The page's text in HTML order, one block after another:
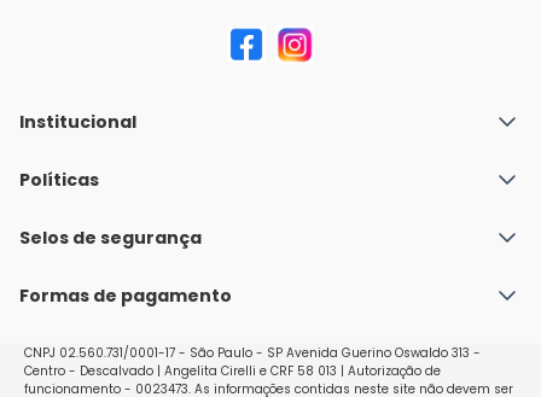
Institucional
Quem Somos
Nossas lojas
Políticas
Política de Envio
Políticas de Trocas e Devoluções
Selos de segurança
Formas de pagamento
CNPJ 02.560.731/0001-17 - São Paulo - SP Avenida Guerino Oswaldo 313 -
Centro - Descalvado | Angelita Cirelli e CRF 58 013 | Autorização de
funcionamento - 0023473. As informações contidas neste site não devem ser